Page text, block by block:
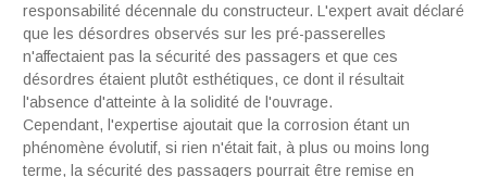
responsabilité décennale du constructeur. L'expert avait déclaré
que les désordres observés sur les pré-passerelles
n'affectaient pas la sécurité des passagers et que ces
désordres étaient plutôt esthétiques, ce dont il résultait
l'absence d'atteinte à la solidité de l'ouvrage.
Cependant, l'expertise ajoutait que la corrosion étant un
phénomène évolutif, si rien n'était fait, à plus ou moins long
terme, la sécurité des passagers pourrait être remise en